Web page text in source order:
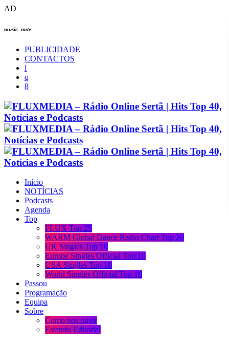
AD
music_note
PUBLICIDADE
CONTACTOS
Início
NOTÍCIAS
Podcasts
Agenda
Top
FLUX Top 25
WARM Global Dance Radio Chart Top 20
UK Singles Top 10
Europe Singles Official Top 10
USA Singles Top 10
World Singles Official Top 10
Passou
Programação
Equipa
Sobre
Como nos ouvir
Estatuto Editorial